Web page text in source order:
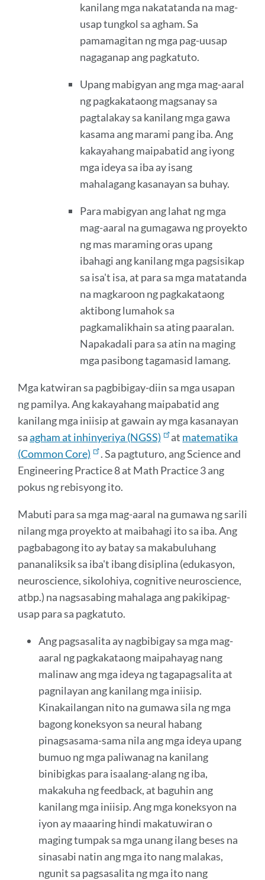
kanilang mga nakatatanda na mag-
usap tungkol sa agham. Sa
pamamagitan ng mga pag-uusap
nagaganap ang pagkatuto.
Upang mabigyan ang mga mag-aaral
ng pagkakataong magsanay sa
pagtalakay sa kanilang mga gawa
kasama ang marami pang iba. Ang
kakayahang maipabatid ang iyong
mga ideya sa iba ay isang
mahalagang kasanayan sa buhay.
Para mabigyan ang lahat ng mga
mag-aaral na gumagawa ng proyekto
ng mas maraming oras upang
ibahagi ang kanilang mga pagsisikap
sa isa't isa, at para sa mga matatanda
na magkaroon ng pagkakataong
aktibong lumahok sa
pagkamalikhain sa ating paaralan.
Napakadali para sa atin na maging
mga pasibong tagamasid lamang.
Mga katwiran sa pagbibigay-diin sa mga usapan
ng pamilya. Ang kakayahang maipabatid ang
kanilang mga iniisip at gawain ay mga kasanayan
saagham at inhinyeriya (NGSS) at matematika
(Common Core)
. Sa pagtuturo, ang Science and
Engineering Practice 8 at Math Practice 3 ang
pokus ng rebisyong ito.
Mabuti para sa mga mag-aaral na gumawa ng sarili
nilang mga proyekto at maibahagi ito sa iba. Ang
pagbabagong ito ay batay sa makabuluhang
pananaliksik sa iba't ibang disiplina (edukasyon,
neuroscience, sikolohiya, cognitive neuroscience,
atbp.) na nagsasabing mahalaga ang pakikipag-
usap para sa pagkatuto.
Ang pagsasalita ay nagbibigay sa mga mag-
aaral ng pagkakataong maipahayag nang
malinaw ang mga ideya ng tagapagsalita at
pagnilayan ang kanilang mga iniisip.
Kinakailangan nito na gumawa sila ng mga
bagong koneksyon sa neural habang
pinagsasama-sama nila ang mga ideya upang
bumuo ng mga paliwanag na kanilang
binibigkas para isaalang-alang ng iba,
makakuha ng feedback, at baguhin ang
kanilang mga iniisip. Ang mga koneksyon na
iyon ay maaaring hindi makatuwiran o
maging tumpak sa mga unang ilang beses na
sinasabi natin ang mga ito nang malakas,
ngunit sa pagsasalita ng mga ito nang